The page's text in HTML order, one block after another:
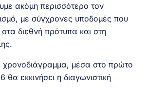
ακόμη περισσότερο τον
με σύγχρονες υποδομές που
διεθνή πρότυπα και στη
χρονοδιάγραμμα, μέσα στο πρώτο
εκκινήσει η διαγωνιστική